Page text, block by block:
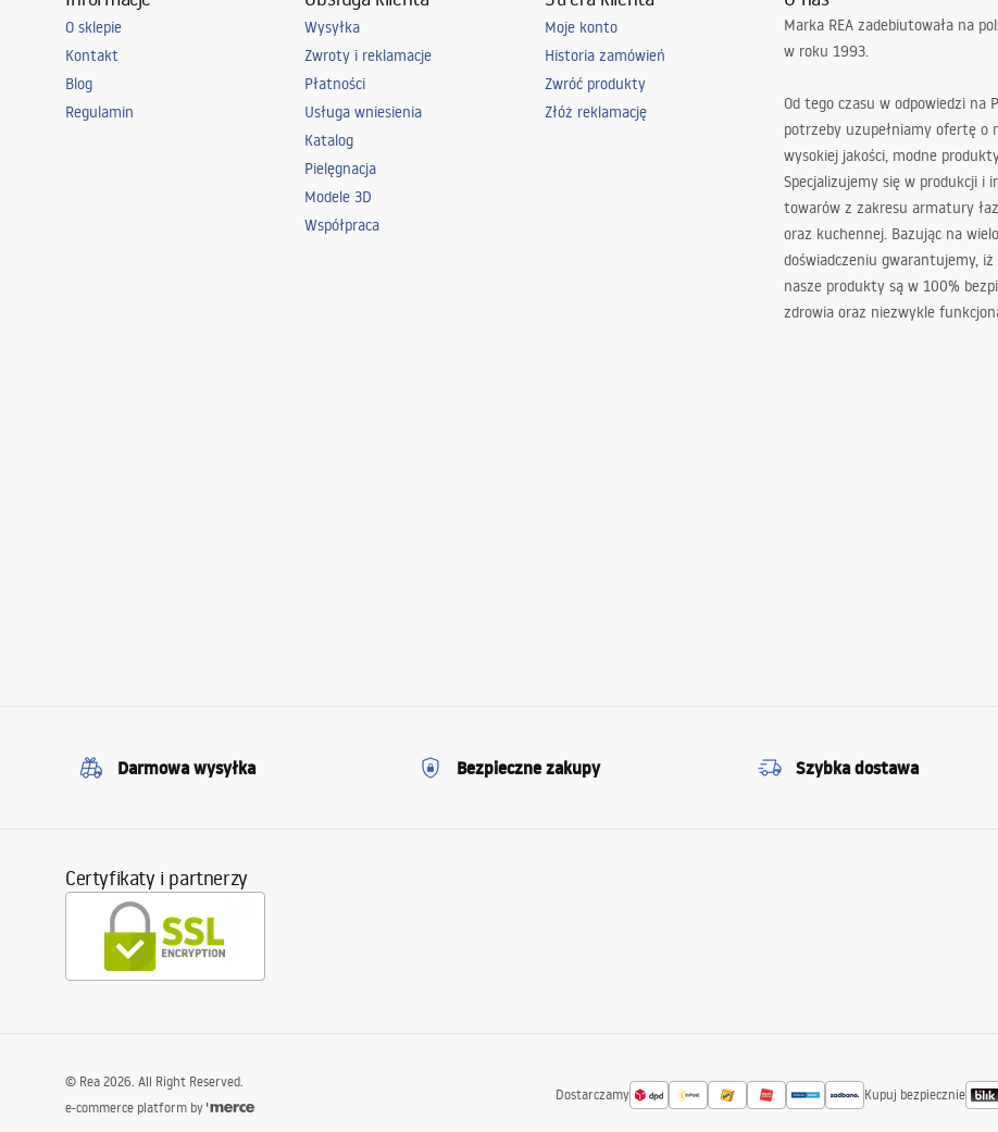
O sklepie
Kontakt
Blog
Regulamin
Wysyłka
Zwroty i reklamacje
Płatności
Usługa wniesienia
Katalog
Pielęgnacja
Modele 3D
Współpraca
Moje konto
Historia zamówień
Zwróć produkty
Złóż reklamację
Marka REA zadebiutowała na
w roku 1993.
Od tego czasu w odpowiedzi na
potrzeby uzupełniamy ofertę o
wysokiej jakości, modne
Specjalizujemy się w produkcji i
towarów z zakresu armatury
oraz kuchennej. Bazując na
doświadczeniu gwarantujemy,
nasze produkty są w 100%
zdrowia oraz niezwykle
Darmowa wysyłka Bezpieczne zakupy Szybka dostawa
Certyfikaty i partnerzy
Dostarczamy Kupuj bezpiecznie
© Rea 2026. All Right Reserved.
e-commerce platform by